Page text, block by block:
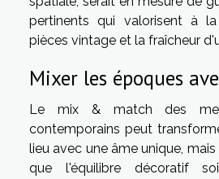
pertinents qui valorisent à
pièces vintage et la fraîcheur
Mixer les époques
Le mix & match des
contemporains peut
lieu avec une âme unique,
que l'équilibre décoratif